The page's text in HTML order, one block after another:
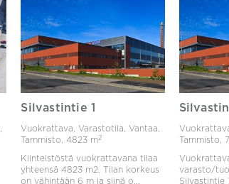
Silvastintie 1
Vuokrattava, Varastotila, Vantaa,
Tammisto,4823 m2
Kiinteistöstä vuokrattavana tilaa
yhteensä 4823 m2. Tilan korkeus
on vähintään 6 m ja siinä o...
Tammisto,
varasto/
Silvastintie